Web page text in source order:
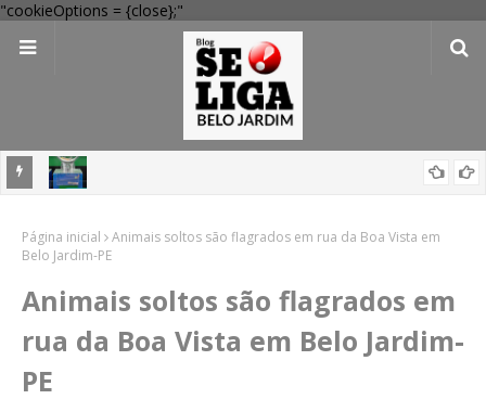
"cookieOptions = {close};"
confira resultados
Página inicial
Animais soltos são flagrados em rua da Boa Vista em
Belo Jardim-PE
Animais soltos são flagrados em
rua da Boa Vista em Belo Jardim-
PE